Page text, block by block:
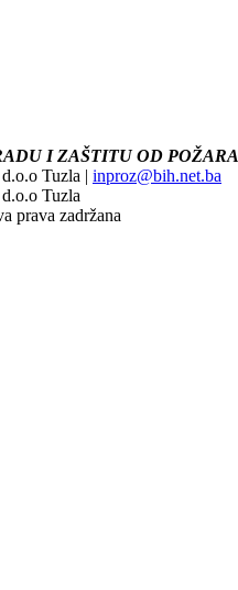
I ZAŠTITU OD POŽARA
Tuzla | inproz@bih.net.ba
Tuzla
prava zadržana